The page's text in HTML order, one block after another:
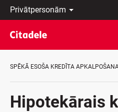
Privātpersonām
Uzņēmumiem
Private
Banking
Par
C
lv
Latviski
По-
русски
In
SPĒKĀ ESOŠA KREDĪTA
Hipotekārais